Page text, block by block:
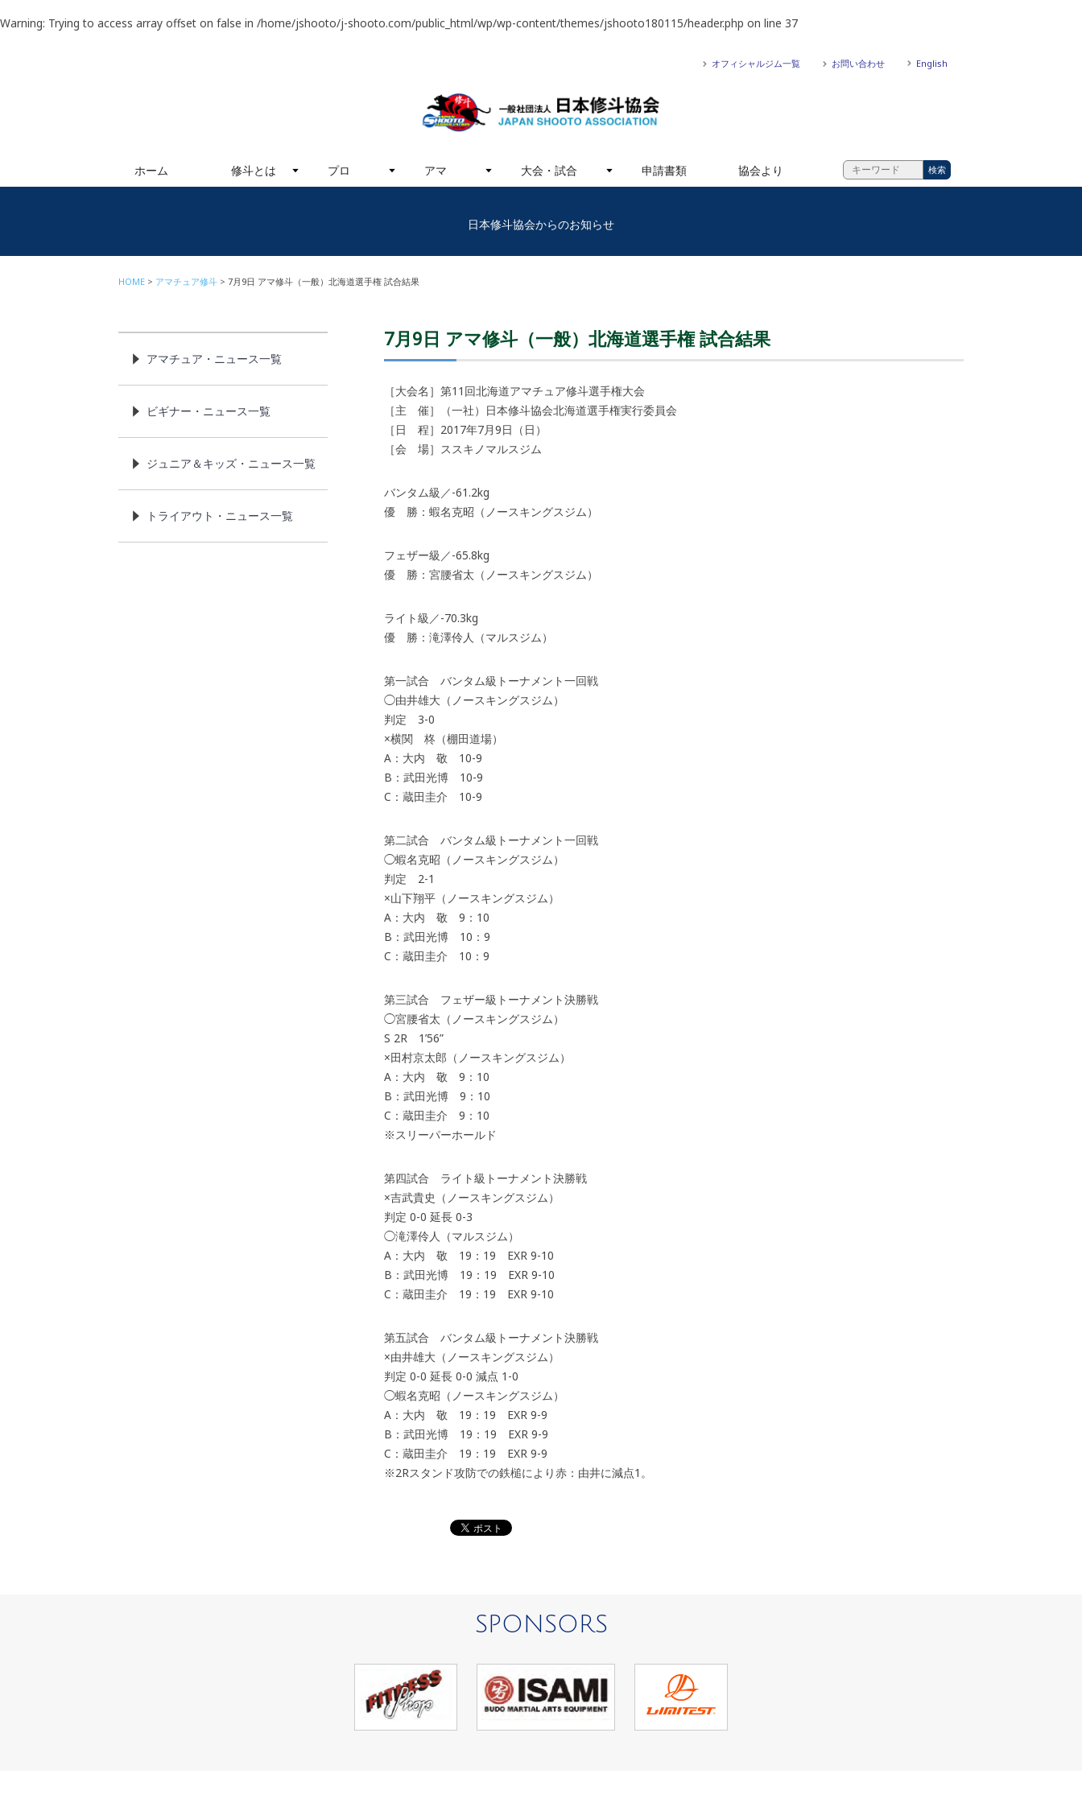
Warning: Trying to access array offset on false in /home/jshooto/j-shooto.com/public_html/wp/wp-content/themes/jshooto180115/header.php on line 37
オフィシャルジム一覧 お問い合わせ English
ホーム 修斗とは プロ アマ 大会・試合 申請書類 協会より
日本修斗協会からのお知らせ
HOME アマチュア修斗 7月9日 アマ修斗（一般）北海道選手権 試合結果
7月9日 アマ修斗（一般）北海道選手権 試合結果
［大会名］第11回北海道アマチュア修斗選手権大会
［主 催］（一社）日本修斗協会北海道選手権実行委員会
［日 程］2017年7月9日（日）
［会 場］ススキノマルスジム
バンタム級／-61.2kg
優 勝：蝦名克昭（ノースキングスジム）
フェザー級／-65.8kg
優 勝：宮腰省太（ノースキングスジム）
ライト級／-70.3kg
優 勝：滝澤伶人（マルスジム）
第一試合 バンタム級トーナメント一回戦
◯由井雄大（ノースキングスジム）
判定 3-0
×横関 柊（棚田道場）
A：大内 敬 10-9
B：武田光博 10-9
C：蔵田圭介 10-9
第二試合 バンタム級トーナメント一回戦
◯蝦名克昭（ノースキングスジム）
判定 2-1
×山下翔平（ノースキングスジム）
A：大内 敬 9：10
B：武田光博 10：9
C：蔵田圭介 10：9
第三試合 フェザー級トーナメント決勝戦
◯宮腰省太（ノースキングスジム）
S 2R 1’56”
×田村京太郎（ノースキングスジム）
A：大内 敬 9：10
B：武田光博 9：10
C：蔵田圭介 9：10
※スリーパーホールド
第四試合 ライト級トーナメント決勝戦
×吉武貴史（ノースキングスジム）
判定 0-0 延長 0-3
◯滝澤伶人（マルスジム）
A：大内 敬 19：19 EXR 9-10
B：武田光博 19：19 EXR 9-10
C：蔵田圭介 19：19 EXR 9-10
第五試合 バンタム級トーナメント決勝戦
×由井雄大（ノースキングスジム）
判定 0-0 延長 0-0 減点 1-0
◯蝦名克昭（ノースキングスジム）
A：大内 敬 19：19 EXR 9-9
B：武田光博 19：19 EXR 9-9
C：蔵田圭介 19：19 EXR 9-9
※2Rスタンド攻防での鉄槌により赤：由井に減点1。
アマチュア・ニュース一覧
ビギナー・ニュース一覧
ジュニア＆キッズ・ニュース一覧
トライアウト・ニュース一覧
SPONSORS